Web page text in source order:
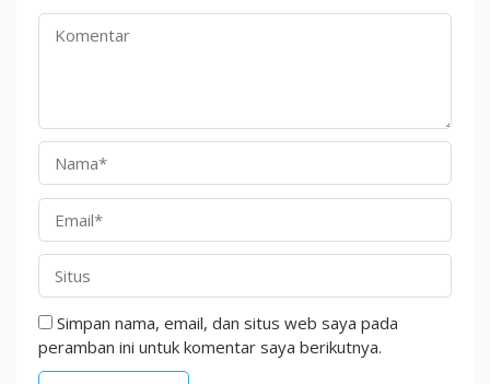
Simpan nama, email, dan situs web saya pada
peramban ini untuk komentar saya berikutnya.